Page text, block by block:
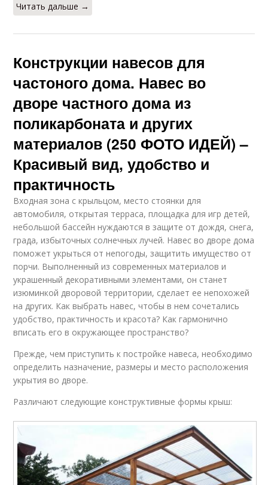
Читать дальше →
Конструкции навесов для
частоного дома. Навес во
дворе частного дома из
поликарбоната и других
материалов (250 ФОТО ИДЕЙ) –
Красивый вид, удобство и
практичность
Входная зона с крыльцом, место стоянки для
автомобиля, открытая терраса, площадка для игр детей,
небольшой бассейн нуждаются в защите от дождя, снега,
града, избыточных солнечных лучей. Навес во дворе дома
поможет укрыться от непогоды, защитить имущество от
порчи. Выполненный из современных материалов и
украшенный декоративными элементами, он станет
изюминкой дворовой территории, сделает ее непохожей
на других. Как выбрать навес, чтобы в нем сочетались
удобство, практичность и красота? Как гармонично
вписать его в окружающее пространство?
Прежде, чем приступить к постройке навеса, необходимо
определить назначение, размеры и место расположения
укрытия во дворе.
Различают следующие конструктивные формы крыш: